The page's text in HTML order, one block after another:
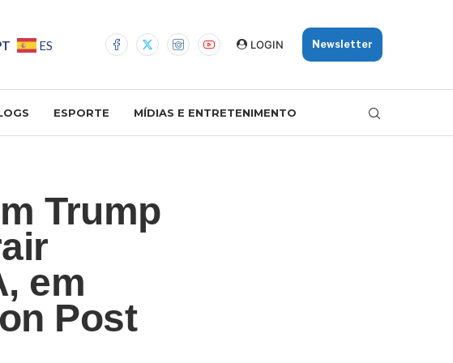
ES LOGIN Newsletter
ESPORTE MÍDIAS E ENTRETENIMENTO
Trump
em
Post